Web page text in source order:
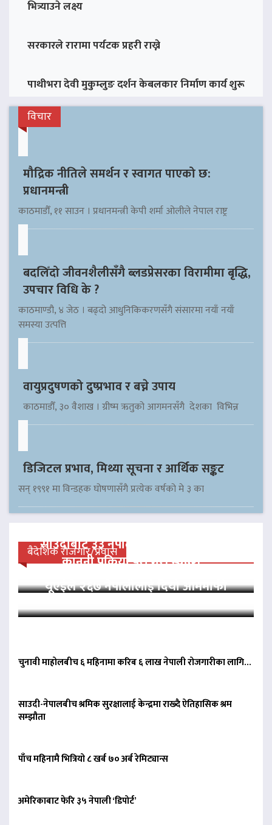
भित्र्याउने लक्ष्य
सरकारले रारामा पर्यटक प्रहरी राख्ने
पाथीभरा देवी मुकुम्लुङ दर्शन केबलकार निर्माण कार्य शुरू
विचार
मौद्रिक नीतिले समर्थन र स्वागत पाएको छ:
प्रधानमन्त्री
काठमाडौँ, ११ साउन । प्रधानमन्त्री केपी शर्मा ओलीले नेपाल राष्ट्र
बदलिँदो जीवनशैलीसँगै ब्लडप्रेसरका विरामीमा बृद्धि,
उपचार विधि के ?
काठमाण्डौ, ४ जेठ । बढ्दो आधुनिकिकरणसँगै संसारमा नयाँ नयाँ
समस्या उत्पत्ति
वायुप्रदुषणको दुष्प्रभाव र बच्ने उपाय
काठमाडौँ, ३० वैशाख । ग्रीष्म ऋतुको आगमनसँगै देशका विभिन्न
डिजिटल प्रभाव, मिथ्या सूचना र आर्थिक सङ्कट
सन् १९९१ मा विन्डहक घोषणासँगै प्रत्येक वर्षको मे ३ का
बैदेशिक रोजगार/प्रवास
साउदीबाट ३३ नेपाली कैदीलाई आममाफी,
कानुनी प्रक्रिया पूरा गरी स्वदेश…
यूएईले २६७ नेपालीलाई दियो आममाफी
चुनावी माहोलबीच ६ महिनामा करिब ६ लाख नेपाली रोजगारीका लागि…
साउदी-नेपालबीच श्रमिक सुरक्षालाई केन्द्रमा राख्दै ऐतिहासिक श्रम
सम्झौता
पाँच महिनामै भित्रियो ८ खर्ब ७० अर्ब रेमिट्यान्स
अमेरिकाबाट फेरि ३५ नेपाली ‘डिपोर्ट’